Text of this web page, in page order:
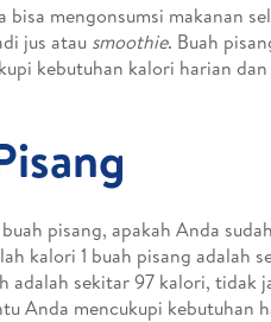
mengonsumsi makanan
jus atau smoothie. Buah
kebutuhan kalori harian
pisang, apakah Anda
kalori 1 buah pisang adalah
adalah sekitar 97 kalori, tidak
Anda mencukupi kebutuhan